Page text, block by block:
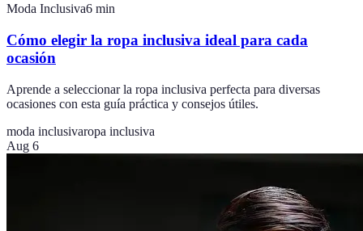
Moda Inclusiva6 min
Cómo elegir la ropa inclusiva ideal para cada
ocasión
Aprende a seleccionar la ropa inclusiva perfecta para diversas
ocasiones con esta guía práctica y consejos útiles.
moda inclusivaropa inclusiva
Aug 6